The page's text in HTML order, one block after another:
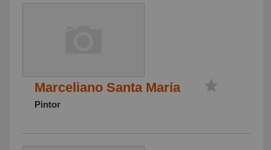
Marceliano Santa María
Pintor